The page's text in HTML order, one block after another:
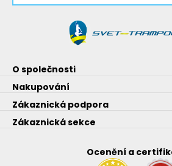
O společnosti
Nakupování
Zákaznická podpora
Zákaznická sekce
Ocenění a